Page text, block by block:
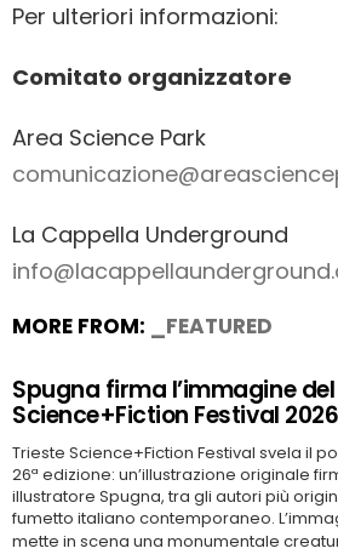
Per ulteriori informazioni:
Comitato organizzatore
Area Science Park
La Cappella Underground
MORE FROM: _FEATURED
Spugna firma l’immagine
Science+Fiction Festival 2026
Trieste Science+Fiction Festival svela il
26ª edizione: un’illustrazione originale
illustratore Spugna, tra gli autori più
fumetto italiano contemporaneo.
mette in scena una monumentale